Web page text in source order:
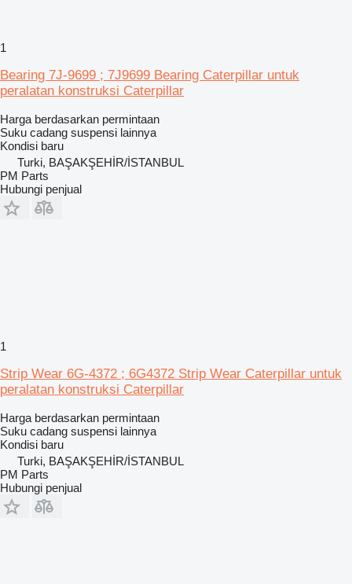
1
Bearing 7J-9699 ; 7J9699 Bearing Caterpillar untuk
peralatan konstruksi Caterpillar
Harga berdasarkan permintaan
Suku cadang suspensi lainnya
Kondisi baru
Turki, BAŞAKŞEHİR/İSTANBUL
PM Parts
Hubungi penjual
1
Strip Wear 6G-4372 ; 6G4372 Strip Wear Caterpillar untuk
peralatan konstruksi Caterpillar
Harga berdasarkan permintaan
Suku cadang suspensi lainnya
Kondisi baru
Turki, BAŞAKŞEHİR/İSTANBUL
PM Parts
Hubungi penjual